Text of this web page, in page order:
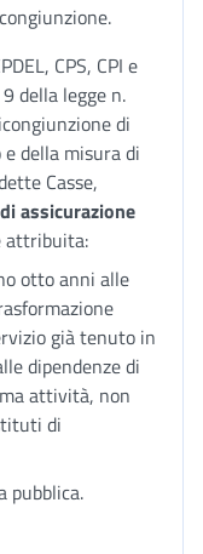
CPS, CPI e
della legge n.
di
della misura di
Casse,
assicurazione
attribuita:
otto anni alle
già tenuto in
dipendenze di
attività, non
di
pubblica.